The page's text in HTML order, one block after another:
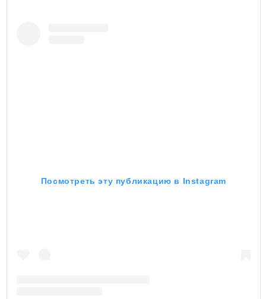
Посмотреть эту публикацию в Instagram